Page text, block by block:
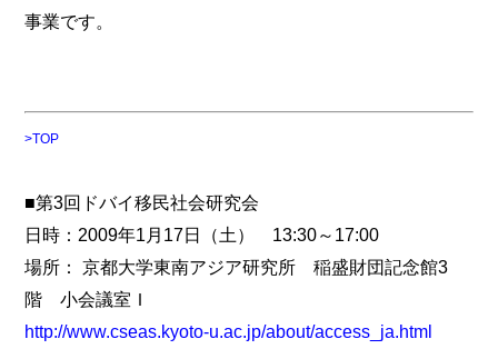
事業です。
>TOP
■第3回ドバイ移民社会研究会
日時：2009年1月17日（土） 13:30～17:00
場所： 京都大学東南アジア研究所 稲盛財団記念館3
階 小会議室Ｉ
http://www.cseas.kyoto-u.ac.jp/about/access_ja.html